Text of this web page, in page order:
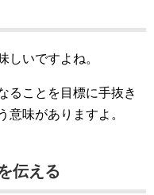
しいですよね。
ることを目標に手抜き
意味がありますよ。
伝える